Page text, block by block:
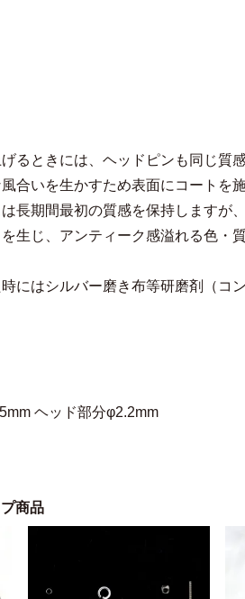
るときには、ヘッドピンも同じ質
合いを生かすため表面にコートを施
長期間最初の質感を保持しますが
生じ、アンティーク感溢れる色・
にはシルバー磨き布等研磨剤（コ
ヘッド部分φ2.2mm
商品